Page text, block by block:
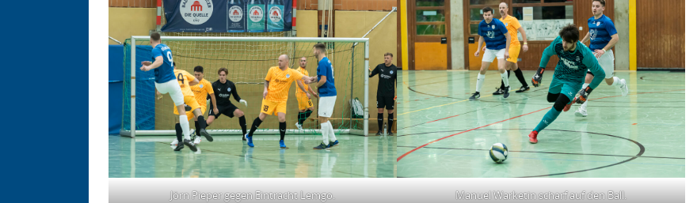
Jörn Pieper gegen Eintracht Lemgo. Manuel Warketin scharf auf den Ball.